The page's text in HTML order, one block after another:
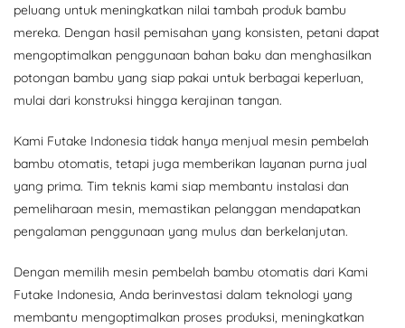
peluang untuk meningkatkan nilai tambah produk bambu
mereka. Dengan hasil pemisahan yang konsisten, petani dapat
mengoptimalkan penggunaan bahan baku dan menghasilkan
potongan bambu yang siap pakai untuk berbagai keperluan,
mulai dari konstruksi hingga kerajinan tangan.
Kami Futake Indonesia tidak hanya menjual mesin pembelah
bambu otomatis, tetapi juga memberikan layanan purna jual
yang prima. Tim teknis kami siap membantu instalasi dan
pemeliharaan mesin, memastikan pelanggan mendapatkan
pengalaman penggunaan yang mulus dan berkelanjutan.
Dengan memilih mesin pembelah bambu otomatis dari Kami
Futake Indonesia, Anda berinvestasi dalam teknologi yang
membantu mengoptimalkan proses produksi, meningkatkan